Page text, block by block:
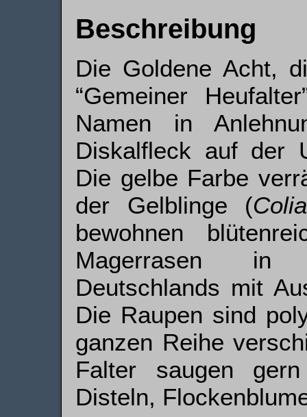
Beschreibung
Die Goldene Acht,
“Gemeiner
Namen in
Diskalfleck auf der
Die gelbe Farbe
der Gelblinge (
bewohnen
Magerrasen in
Deutschlands mit
Die Raupen sind
ganzen Reihe
Falter saugen
Disteln,